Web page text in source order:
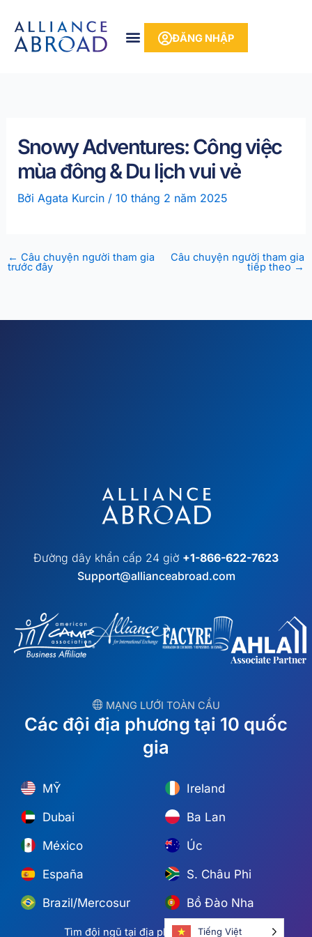
nội
dung
qua
ĐĂNG NHẬP
Snowy Adventures: Công việc
mùa đông & Du lịch vui vẻ
Bởi Agata Kurcin/ 10 tháng 2 năm 2025
← Câu chuyện người tham gia
trước đây
Câu chuyện người tham gia
tiếp theo→
Đường dây khẩn cấp 24 giờ +1-866-622-7623
Support@allianceabroad.com
︎ MẠNG LƯỚI TOÀN CẦU
Các đội địa phương tại 10 quốc
gia
MỸ
Dubai
México
España
Brazil/Mercosur
Ireland
Ba Lan
Úc
S. Châu Phi
Bồ Đào Nha
Tìm đội ngũ tại địa phương của bạn →
Tiếng Việt